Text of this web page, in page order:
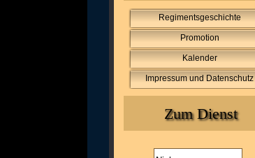
Regimentsgeschichte
Promotion
Kalender
Impressum und Datenschutz
Zum Dienst